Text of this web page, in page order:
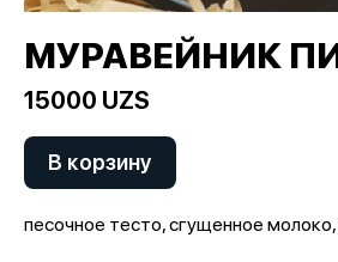
МУРАВЕЙНИК
15000 UZS
В корзину
песочное тесто, сгущенное